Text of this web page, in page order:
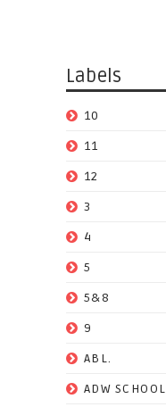
Labels
10
11
12
3
4
5
5&8
9
ABL.
ADW SCHOOL